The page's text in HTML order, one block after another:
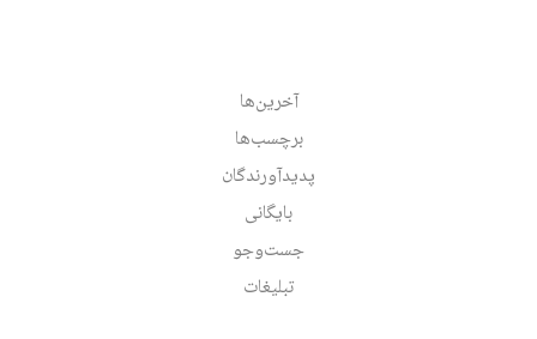
آخرین‌ها
برچسب‌ها
پدیدآورندگان
بایگانی
جست‌وجو
تبلیغات